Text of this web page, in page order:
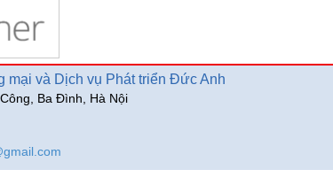
mại và Dịch vụ Phát triển Đức Anh
Ba Đình, Hà Nội